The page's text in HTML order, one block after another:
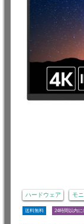
ハードウェア モ
送料無料 24時間以内に